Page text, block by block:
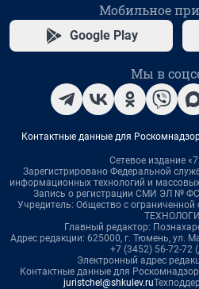
Мобильное
Google Play
Мы в
Контактные данные для
Сетевое издание
Зарегистрировано Федеральной
информационных технологий и
Запись о регистрации СМИ ЭЛ № ФС
Учредитель: Общество с
Главный редактор:
Адрес редакции: 625000, г. Тюмень, ул.
+7 (3452) 56-72-72
Электронный адрес
Контактные данные для
juristchel@shkulev.ru